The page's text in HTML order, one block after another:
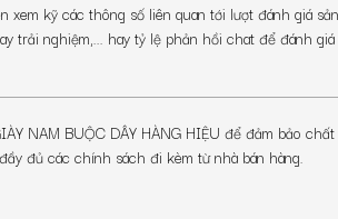
xem kỹ các thông số liên quan tới lượt đánh giá
trải nghiệm,... hay tỷ lệ phản hồi chat để đánh
NAM BUỘC DÂY HÀNG HIỆU để đảm bảo
đủ các chính sách đi kèm từ nhà bán hàng.